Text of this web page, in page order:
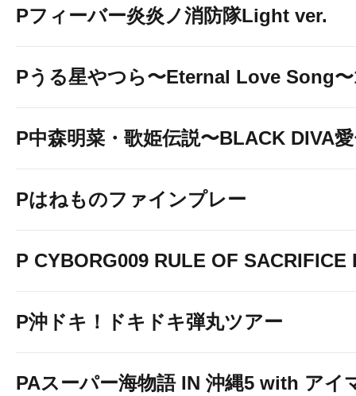
Pフィーバー炎炎ノ消防隊Light ver.
Pうる星やつら〜Eternal Love Song
P中森明菜・歌姫伝説〜BLACK DIVA
Pはねものファインプレー
P CYBORG009 RULE OF SACRIFICE
P沖ドキ！ドキドキ弾丸ツアー
PAスーパー海物語 IN 沖縄5 with アイ